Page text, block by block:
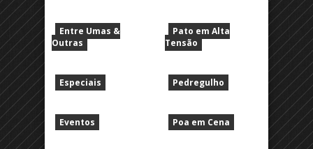
Entre Umas &
Outras
Especiais
Eventos
Pato em Alta
Tensão
Pedregulho
Poa em Cena